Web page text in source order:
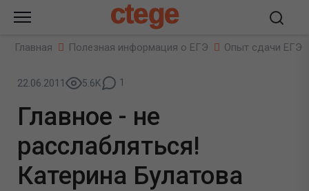
ctege
Главная Полезная информация о ЕГЭ Опыт сдачи ЕГЭ
22.06.2011 5.6K 1
Главное - не
расслабляться!
Катерина Булатова